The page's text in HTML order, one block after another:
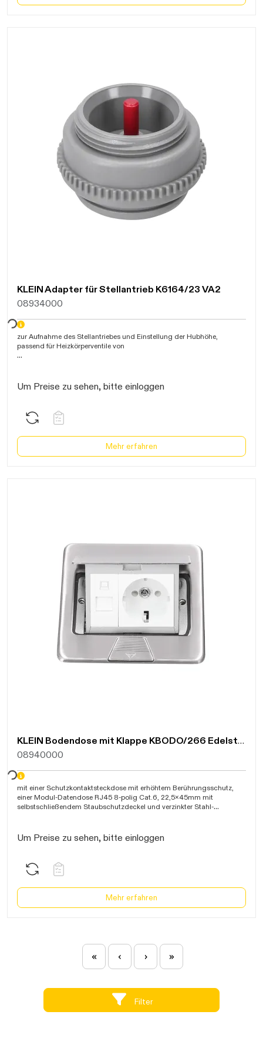
KLEIN Adapter für Stellantrieb K6164/23 VA2
08934000
zur Aufnahme des Stellantriebes und Einstellung der Hubhöhe,
passend für Heizkörperventile von
Um Preise zu sehen, bitte einloggen
Mehr erfahren
KLEIN Bodendose mit Klappe KBODO/266 Edelstahl-Guss geschliffen 133305
08940000
mit einer Schutzkontaktsteckdose mit erhöhtem Berührungsschutz,
einer Modul-Datendose RJ45 8-polig Cat.6, 22,5x45mm mit
selbstschließendem Staubschutzdeckel und verzinkter Stahl-
Steckdoseneinheit ausklappbar
Um Preise zu sehen, bitte einloggen
Mehr erfahren
« ‹ › »
Filter